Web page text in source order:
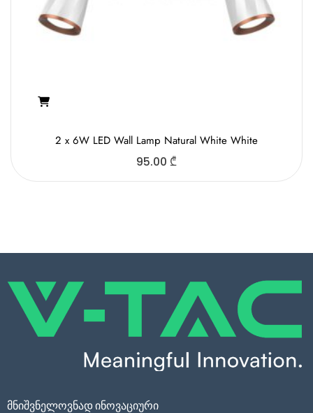
2 x 6W LED Wall Lamp Natural White White
95.00 ₾
მნიშვნელოვნად ინოვაციური